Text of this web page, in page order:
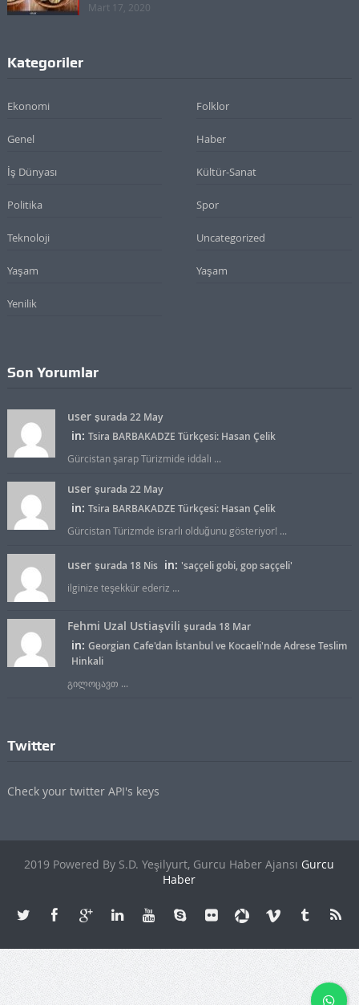
Mart 17, 2020
Kategoriler
Ekonomi Folklor
Genel Haber
İş Dünyası Kültür-Sanat
Politika Spor
Teknoloji Uncategorized
Yaşam Yaşam
Yenilik
Son Yorumlar
user şurada 22 May
in: Tsira BARBAKADZE Türkçesi: Hasan Çelik
Gürcistan şarap Türizmide iddalı ...
user şurada 22 May
in: Tsira BARBAKADZE Türkçesi: Hasan Çelik
Gürcistan Türizmde israrlı olduğunu gösteriyor! ...
user şurada 18 Nis in: 'saççeli gobi, gop saççeli'
ilginize teşekkür ederiz ...
Fehmi Uzal Ustiaşvili şurada 18 Mar
in: Georgian Cafe'dan İstanbul ve Kocaeli'nde Adrese Teslim
Hinkali
გილოცავთ ...
Twitter
Check your twitter API's keys
2019 Powered By S.D. Yeşilyurt, Gurcu Haber Ajansı Gurcu
Haber